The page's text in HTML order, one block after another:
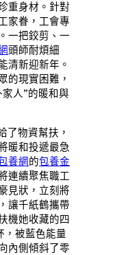
重身材。針對
家眷，工會專
一把鉸剪、一
頭師耐煩細
清新迎新年。
的現實困難，
人”的暖和與
了物資幫扶，
暖和投遞最急
養網的包養金
連續聚焦職工
見狀，立刻將
讓千紙鶴攜帶
機她收藏的四
，被藍色能量
內側傾斜了零